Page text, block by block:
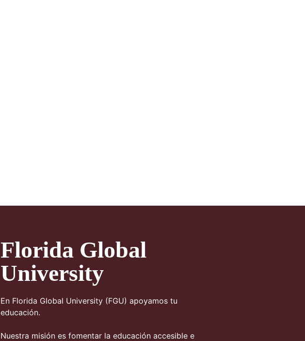
Florida Global
University
En Florida Global University (FGU) apoyamos tu
educación.
Nuestra misión es fomentar la educación accesible e